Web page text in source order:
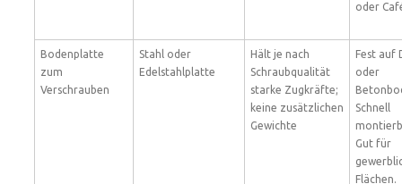
oder
Bodenplatte
zum
Verschrauben
Stahl oder
Edelstahlplatte
Hält je nach
Schraubqualität
starke Zugkräfte;
keine zusätzlichen
Gewichte
Fest auf
oder
Schnell
Gut für
Flächen.